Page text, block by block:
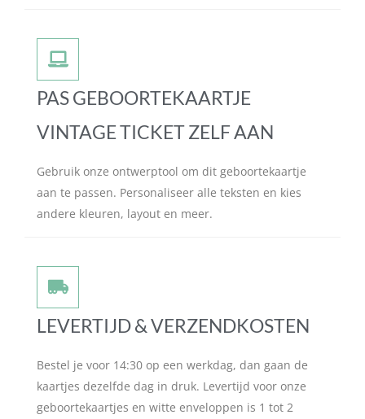
PAS GEBOORTEKAARTJE
VINTAGE TICKET ZELF AAN
Gebruik onze ontwerptool om dit geboortekaartje
aan te passen. Personaliseer alle teksten en kies
andere kleuren, layout en meer.
LEVERTIJD & VERZENDKOSTEN
Bestel je voor 14:30 op een werkdag, dan gaan de
kaartjes dezelfde dag in druk. Levertijd voor onze
geboortekaartjes en witte enveloppen is 1 tot 2